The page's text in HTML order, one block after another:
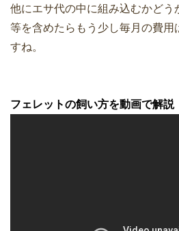
他にエサ代の中に組み込むかどう
等を含めたらもう少し毎月の費用
すね。
フェレットの飼い方を動画で解説